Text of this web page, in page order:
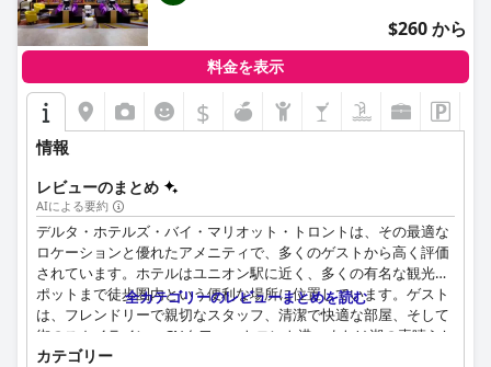
$260 から
料金を表示
$
情報
レビューのまとめ
AIによる要約
デルタ・ホテルズ・バイ・マリオット・トロントは、その最適な
ロケーションと優れたアメニティで、多くのゲストから高く評価
されています。ホテルはユニオン駅に近く、多くの有名な観光ス
ポットまで徒歩圏内という便利な場所に位置しています。ゲスト
は、フレンドリーで親切なスタッフ、清潔で快適な部屋、そして
街のスカイライン、CNタワー、トロント港、または湖の素晴らし
い眺めを高く評価しています。朝食と駐車場については賛否両論
全カテゴリーのレビューまとめを読む
カテゴリー